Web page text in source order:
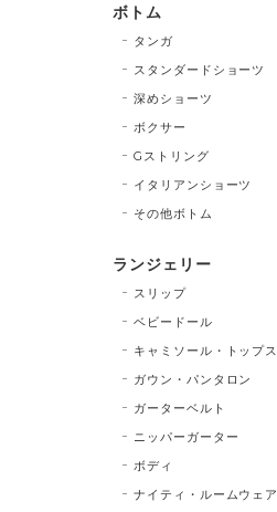
ボトム
タンガ
スタンダードショーツ
深めショーツ
ボクサー
Gストリング
イタリアンショーツ
その他ボトム
ランジェリー
スリップ
ベビードール
キャミソール・トップス
ガウン・パンタロン
ガーターベルト
ニッパーガーター
ボディ
ナイティ・ルームウェア